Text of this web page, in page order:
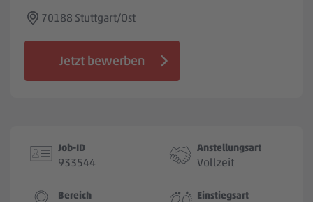
Jobbörse
70188 Stuttgart/Ost
Jetzt bewerben
Job-ID
933544
Anstellungsart
Vollzeit
Bereich Einstiegsart